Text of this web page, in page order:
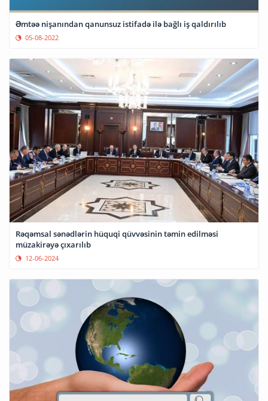
Əmtəə nişanından qanunsuz istifadə ilə bağlı iş qaldırılıb
05-08-2022
Rəqəmsal sənədlərin hüquqi qüvvəsinin təmin edilməsi
müzakirəyə çıxarılıb
12-06-2024